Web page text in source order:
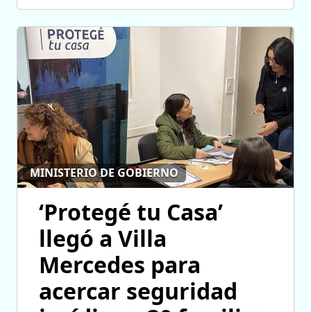
MINISTERIO DE GOBIERNO
‘Protegé tu Casa’
llegó a Villa
Mercedes para
acercar seguridad